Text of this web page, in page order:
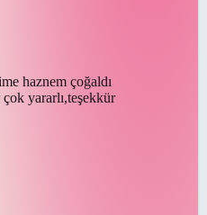
haznem çoğaldı
yararlı,teşekkür